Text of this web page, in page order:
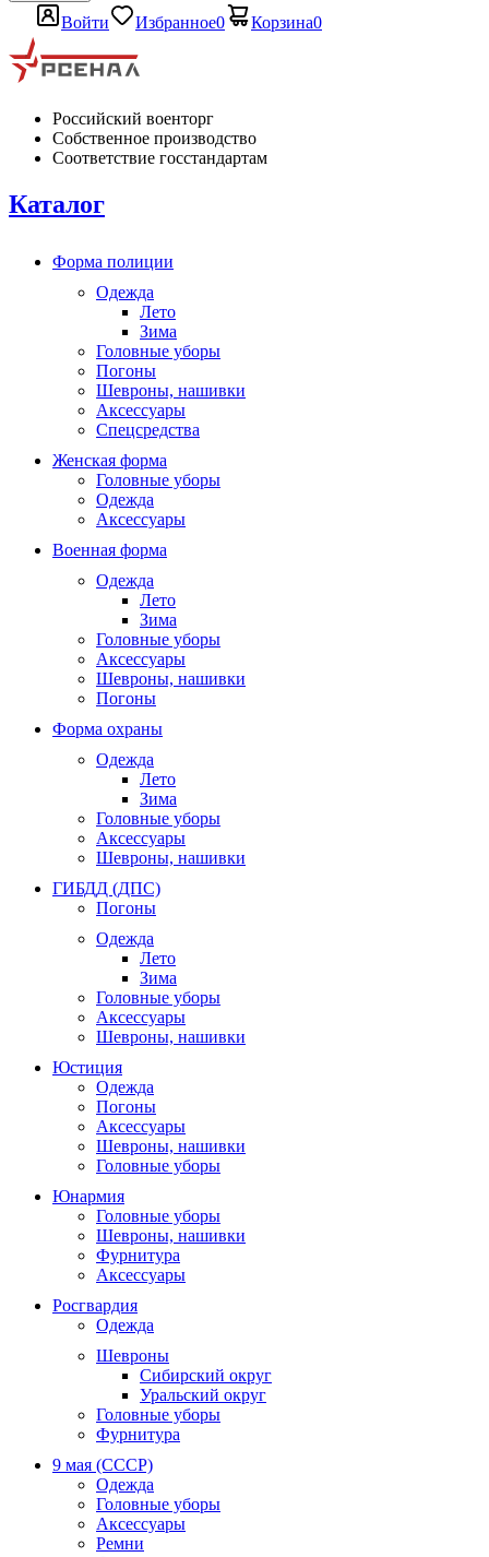
Войти
Избранное0 Корзина0
Российский военторг
Собственное производство
Соответствие госстандартам
Каталог
Форма полиции
Одежда
Лето
Зима
Головные уборы
Погоны
Шевроны, нашивки
Аксессуары
Спецсредства
Женская форма
Головные уборы
Одежда
Аксессуары
Военная форма
Одежда
Лето
Зима
Головные уборы
Аксессуары
Шевроны, нашивки
Погоны
Форма охраны
Одежда
Лето
Зима
Головные уборы
Аксессуары
Шевроны, нашивки
ГИБДД (ДПС)
Погоны
Одежда
Лето
Зима
Головные уборы
Аксессуары
Шевроны, нашивки
Юстиция
Одежда
Погоны
Аксессуары
Шевроны, нашивки
Головные уборы
Юнармия
Головные уборы
Шевроны, нашивки
Фурнитура
Аксессуары
Росгвардия
Одежда
Шевроны
Сибирский округ
Уральский округ
Головные уборы
Фурнитура
9 мая (СССР)
Одежда
Головные уборы
Аксессуары
Ремни